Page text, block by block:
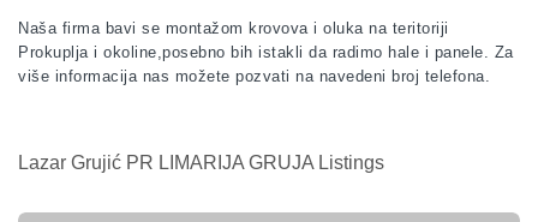
Naša firma bavi se montažom krovova i oluka na teritoriji
Prokuplja i okoline,posebno bih istakli da radimo hale i panele. Za
više informacija nas možete pozvati na navedeni broj telefona.
Lazar Grujić PR LIMARIJA GRUJA Listings